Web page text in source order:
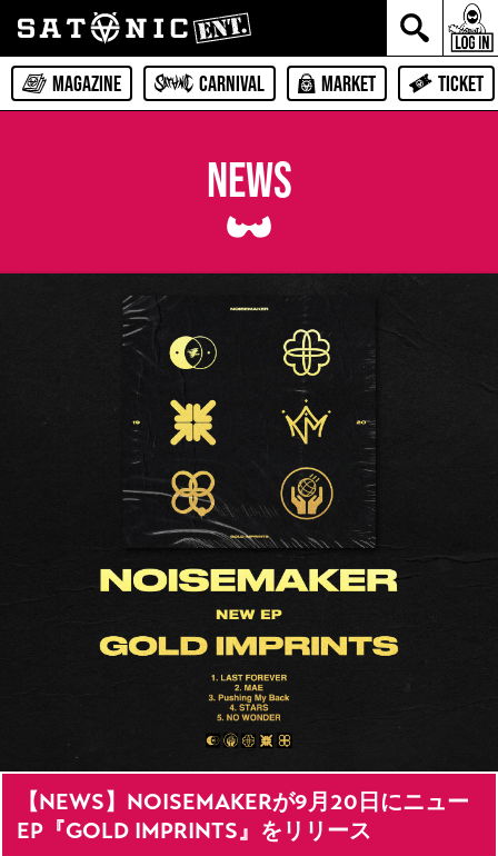
MAGAZINE CARNIVAL MARKET TICKET
NEWS
【NEWS】NOISEMAKERが9月20日にニュー
EP『GOLD IMPRINTS』をリリース